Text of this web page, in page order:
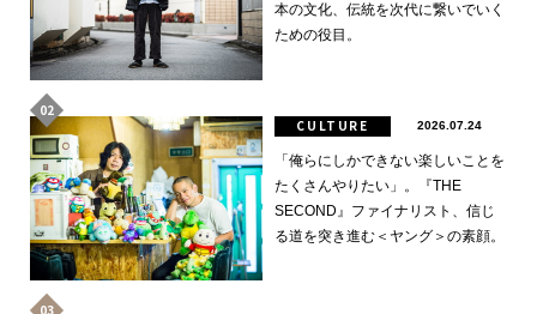
本の文化、伝統を次代に繋いでいく
ための役目。
CULTURE 2026.07.24
「俺らにしかできない楽しいことを
たくさんやりたい」。『THE
SECOND』ファイナリスト、信じ
る道を突き進む＜ヤング＞の素顔。